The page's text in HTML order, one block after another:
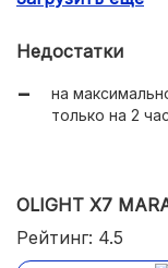
Недостатки
на
только на 2
OLIGHT X7
Рейтинг: 4.5